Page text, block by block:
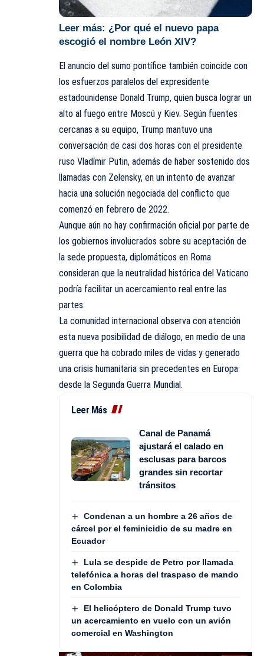
Leer más: ¿Por qué el nuevo papa
escogió el nombre León XIV?
El anuncio del sumo pontífice también coincide con
los esfuerzos paralelos del expresidente
estadounidense Donald Trump, quien busca lograr un
alto al fuego entre Moscú y Kiev. Según fuentes
cercanas a su equipo, Trump mantuvo una
conversación de casi dos horas con el presidente
ruso Vladímir Putin, además de haber sostenido dos
llamadas con Zelensky, en un intento de avanzar
hacia una solución negociada del conflicto que
comenzó en febrero de 2022.
Aunque aún no hay confirmación oficial por parte de
los gobiernos involucrados sobre su aceptación de
la sede propuesta, diplomáticos en Roma
consideran que la neutralidad histórica del Vaticano
podría facilitar un acercamiento real entre las
partes.
La comunidad internacional observa con atención
esta nueva posibilidad de diálogo, en medio de una
guerra que ha cobrado miles de vidas y generado
una crisis humanitaria sin precedentes en Europa
desde la Segunda Guerra Mundial.
Leer Más
Canal de Panamá
ajustará el calado en
esclusas para barcos
grandes sin recortar
tránsitos
Condenan a un hombre a 26 años de
cárcel por el feminicidio de su madre en
Ecuador
Lula se despide de Petro por llamada
telefónica a horas del traspaso de mando
en Colombia
El helicóptero de Donald Trump tuvo
un acercamiento en vuelo con un avión
comercial en Washington